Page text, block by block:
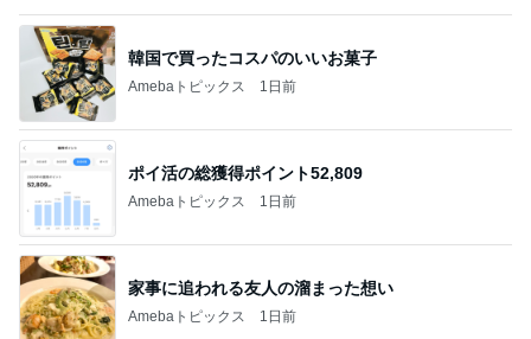
韓国で買ったコスパのいいお菓子
Amebaトピックス 1日前
ポイ活の総獲得ポイント52,809
Amebaトピックス 1日前
家事に追われる友人の溜まった想い
Amebaトピックス 1日前